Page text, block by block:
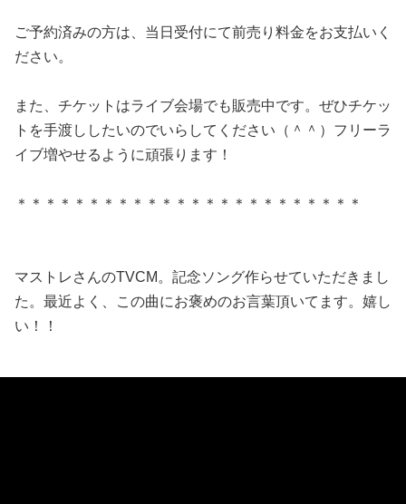
ご予約済みの方は、当日受付にて前売り料金をお支払いく
ださい。
また、チケットはライブ会場でも販売中です。ぜひチケッ
トを手渡ししたいのでいらしてください（＾＾）フリーラ
イブ増やせるように頑張ります！
＊＊＊＊＊＊＊＊＊＊＊＊＊＊＊＊＊＊＊＊＊＊＊＊
マストレさんのTVCM。記念ソング作らせていただきまし
た。最近よく、この曲にお褒めのお言葉頂いてます。嬉し
い！！